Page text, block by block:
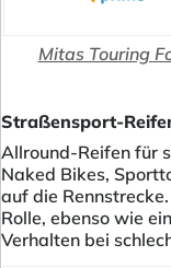
Mitas Touring
Straßensport-
Allround-Reifen für
Naked Bikes,
auf die
Rolle, ebenso wie
Verhalten bei